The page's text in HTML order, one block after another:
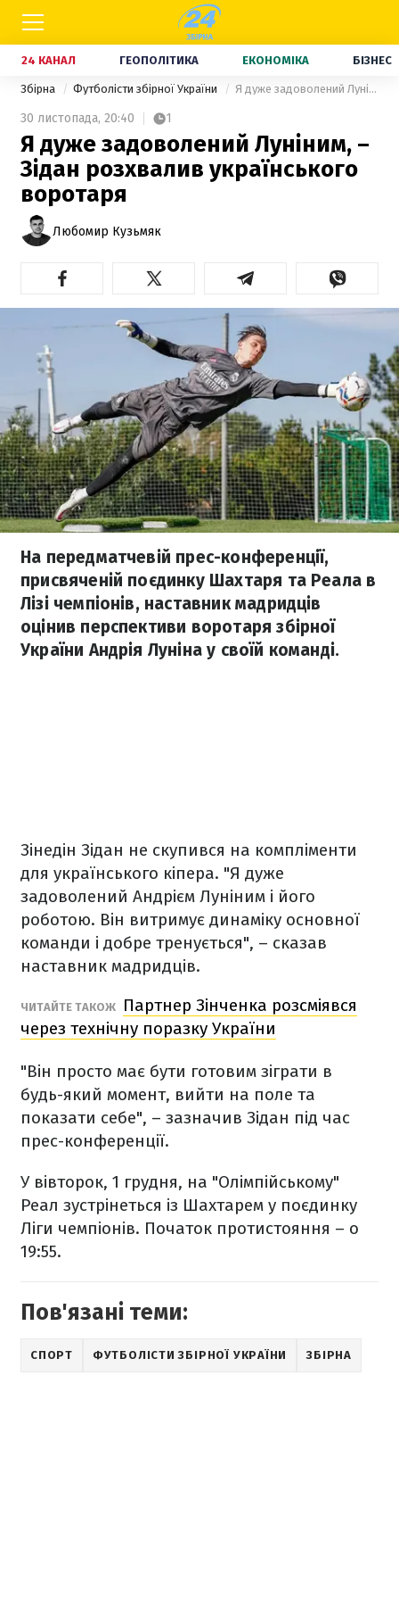
24 КАНАЛ ГЕОПОЛІТИКА ЕКОНОМІКА БІЗНЕС
Збірна Футболісти збірної України Я дуже задоволений Луніним, – Зідан розхвалив українського воротаря
30 листопада, 20:40 1
Я дуже задоволений Луніним, –
Зідан розхвалив українського
воротаря
Любомир Кузьмяк
На передматчевій прес-конференції,
присвяченій поєдинку Шахтаря та Реала в
Лізі чемпіонів, наставник мадридців
оцінив перспективи воротаря збірної
України Андрія Луніна у своїй команді.
Зінедін Зідан не скупився на компліменти
для українського кіпера. "Я дуже
задоволений Андрієм Луніним і його
роботою. Він витримує динаміку основної
команди і добре тренується", – сказав
наставник мадридців.
ЧИТАЙТЕ ТАКОЖ
Партнер Зінченка розсміявся
через технічну поразку України
"Він просто має бути готовим зіграти в
будь-який момент, вийти на поле та
показати себе", – зазначив Зідан під час
прес-конференції.
У вівторок, 1 грудня, на "Олімпійському"
Реал зустрінеться із Шахтарем у поєдинку
Ліги чемпіонів. Початок протистояння – о
19:55.
Пов'язані теми:
СПОРТ ФУТБОЛІСТИ ЗБІРНОЇ УКРАЇНИ ЗБІРНА